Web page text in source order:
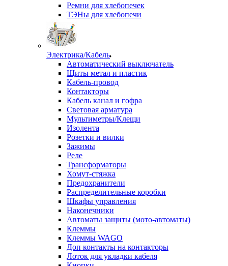
Ремни для хлебопечек
ТЭНы для хлебопечи
Электрика/Кабель
Автоматический выключатель
Щиты метал и пластик
Кабель-провод
Контакторы
Кабель канал и гофра
Световая арматура
Мультиметры/Клещи
Изолента
Розетки и вилки
Зажимы
Реле
Трансформаторы
Хомут-стяжка
Предохранители
Распределительные коробки
Шкафы управления
Наконечники
Автоматы защиты (мото-автоматы)
Клеммы
Клеммы WAGO
Доп контакты на контакторы
Лоток для укладки кабеля